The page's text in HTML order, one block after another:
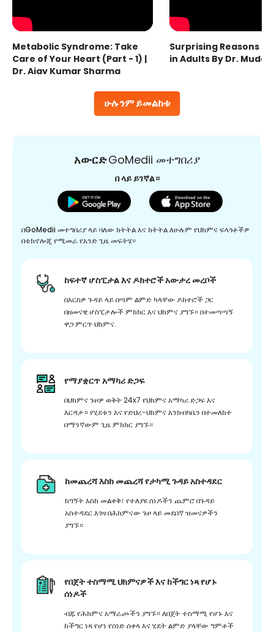
ሁሉንም ይመልከቱ
Metabolic Syndrome: Take
Care of Your Heart (Part - 1) |
Dr. Ajay Kumar Sharma
Surprising Reasons
in Adults By Dr.
አውርድGoMedii መተግበሪያ
በ ላይ ይገኛል።
በGoMedii መተግበሪያ ላይ ባለው ክትትል እና ክትትል ለሁሉም የህክምና ፍላጎቶችዎ
በቴክኖሎጂ የሚመራ የአንድ ጊዜ መፍትሄ።
ከፍተኛ ሆስፒታል እና ዶክተሮች አውታረ መረቦች
በእርስዎ ጉዳይ ላይ በጣም ልምድ ካላቸው ዶክተሮች ጋር
በዘመናዊ ሆስፒታሎች ምክክር እና ህክምና ያግኙ። በተመጣጣኝ
ዋጋ ምርጥ ህክምና.
የማያቋርጥ አማካሪ ድጋፍ
በህክምና ጉዞዎ ወቅት 24x7 የህክምና አማካሪ ድጋፍ እና
እርዳታ። የሂደቱን እና የድህረ-ህክምና እንክብካቤን በተመለከተ
በማንኛውም ጊዜ ምክክር ያግኙ።
ከመጨረሻ እስከ መጨረሻ የታካሚ ጉዳይ አስተዳደር
ከግኝት እስከ መልቀቅ፣ የተለያዩ ሰነዶችን ጨምሮ በጉዳይ
አስተዳደር እገዛ በሕክምናው ጉዞ ላይ መደበኛ ዝመናዎችን
ያግኙ።
የበጀት ተስማሚ ህክምናዎች እና ከችግር ነጻ የሆኑ
ሰነዶች
ብጁ የሕክምና አማራጮችን ያግኙ። ለበጀት ተስማሚ የሆኑ እና
ከችግር ነጻ የሆነ የሰነድ ሰቀላ እና ሂደት ልምድ ያላቸው ግምቶች